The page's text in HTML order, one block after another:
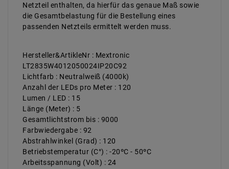
Netzteil enthalten, da hierfür das genaue Maß sowie
die Gesamtbelastung für die Bestellung eines
passenden Netzteils ermittelt werden muss.
Hersteller&ArtikleNr : Mextronic
LT2835W4012050024IP20C92
Lichtfarb : Neutralweiß (4000k)
Anzahl der LEDs pro Meter : 120
Lumen / LED : 15
Länge (Meter) : 5
Gesamtlichtstrom bis : 9000
Farbwiedergabe : 92
Abstrahlwinkel (Grad) : 120
Betriebstemperatur (C°) : -20ºC - 50ºC
Arbeitsspannung (Volt) : 24